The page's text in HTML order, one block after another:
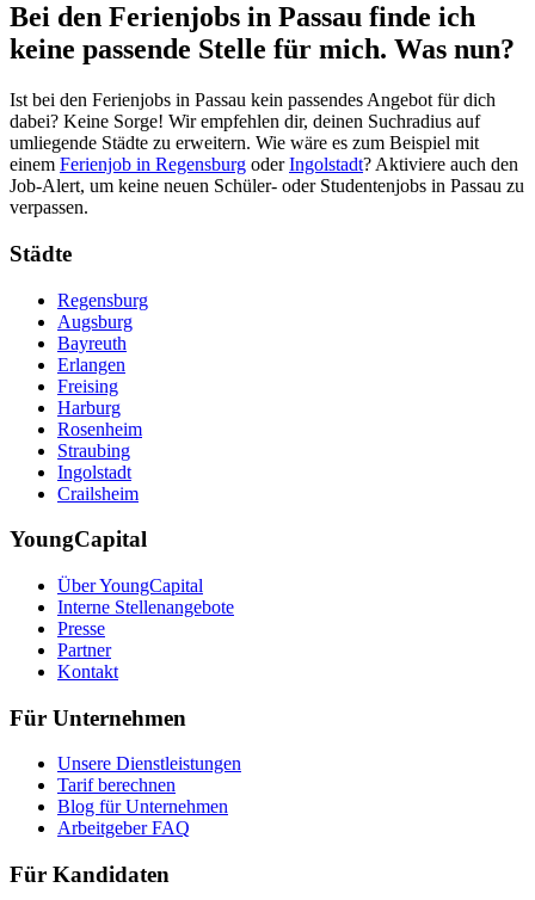
Bei den Ferienjobs in Passau finde ich
keine passende Stelle für mich. Was nun?
Ist bei den Ferienjobs in Passau kein passendes Angebot für dich
dabei? Keine Sorge! Wir empfehlen dir, deinen Suchradius auf
umliegende Städte zu erweitern. Wie wäre es zum Beispiel mit
einem Ferienjob in Regensburg oderIngolstadt? Aktiviere auch den
Job-Alert, um keine neuen Schüler- oder Studentenjobs in Passau zu
verpassen.
Städte
Regensburg
Augsburg
Bayreuth
Erlangen
Freising
Harburg
Rosenheim
Straubing
Ingolstadt
Crailsheim
YoungCapital
Über YoungCapital
Interne Stellenangebote
Presse
Partner
Kontakt
Für Unternehmen
Unsere Dienstleistungen
Tarif berechnen
Blog für Unternehmen
Arbeitgeber FAQ
Für Kandidaten